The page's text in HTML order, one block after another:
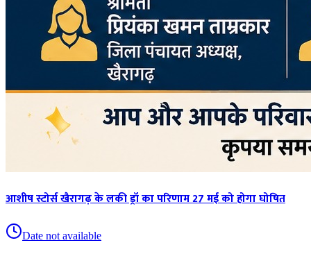
आशीष स्टोर्स खैरागढ़ के लकी ड्रॉ का परिणाम 27 मई को होगा घोषित
Date not available